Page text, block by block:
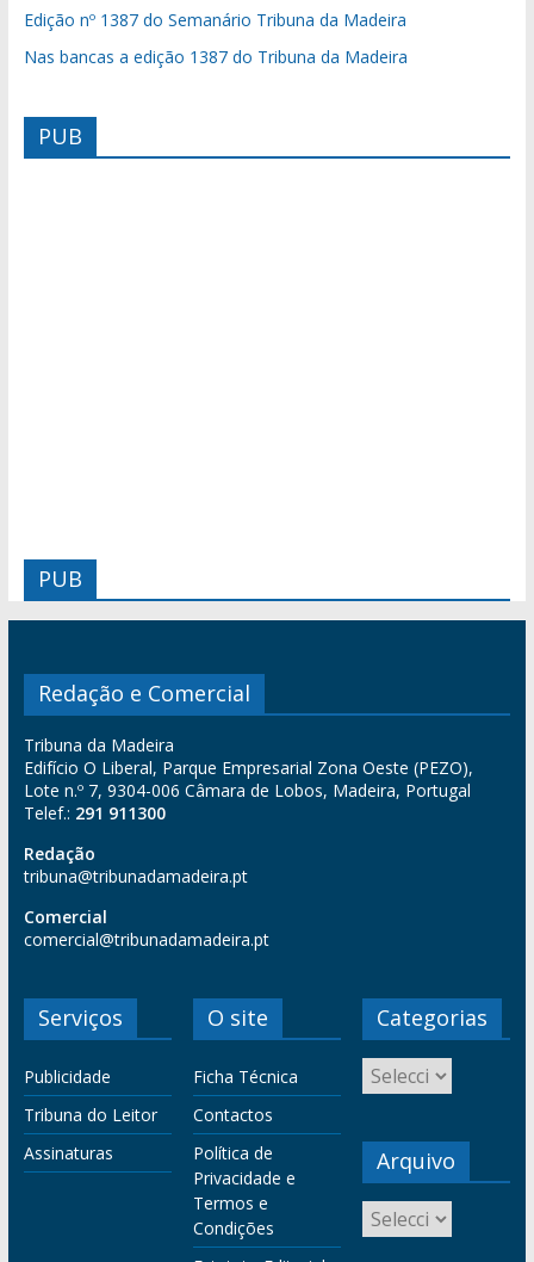
Edição nº 1387 do Semanário Tribuna da Madeira
Nas bancas a edição 1387 do Tribuna da Madeira
PUB
PUB
Redação e Comercial
Tribuna da Madeira
Edifício O Liberal, Parque Empresarial Zona Oeste (PEZO),
Lote n.º 7, 9304-006 Câmara de Lobos, Madeira, Portugal
Telef.: 291 911300
Redação
tribuna@tribunadamadeira.pt
Comercial
comercial@tribunadamadeira.pt
Serviços
Publicidade
Tribuna do Leitor
Assinaturas
O site
Ficha Técnica
Contactos
Política de
Privacidade e
Termos e
Condições
Categorias
Arquivo